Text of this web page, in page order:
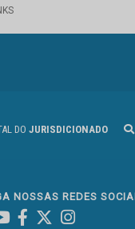
DO JURISDICIONADO
NOSSAS REDES
In
Youtube
FacebookInstagram